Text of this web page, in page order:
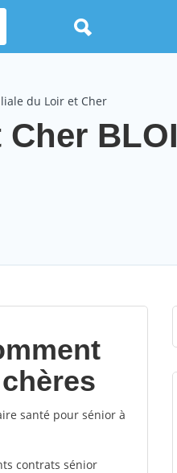
du Loir et Cher
BLOI
santé pour sénior à
contrats sénior